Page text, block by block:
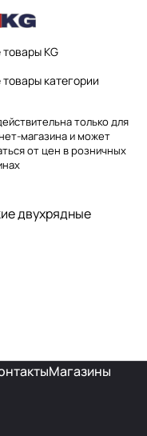
товары KG
товары категории
только для
магазина и может
от цен в розничных
двухрядные
Магазины